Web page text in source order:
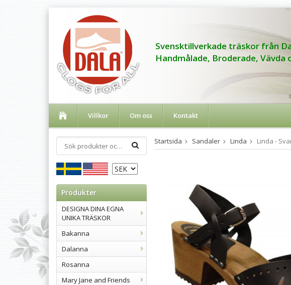
Svensktillverkade träskor från
Handmålade, Broderade,
Villkor Om oss Kontakt
Produkter
DESIGNA DINA EGNA
UNIKA TRÄSKOR
Bakanna
Dalanna
Rosanna
Mary Jane and Friends
Startsida Sandaler Linda Linda -